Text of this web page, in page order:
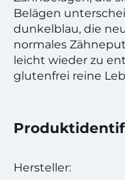
Belägen
dunkelblau, die
normales
leicht wieder zu
glutenfrei reine
Hersteller: